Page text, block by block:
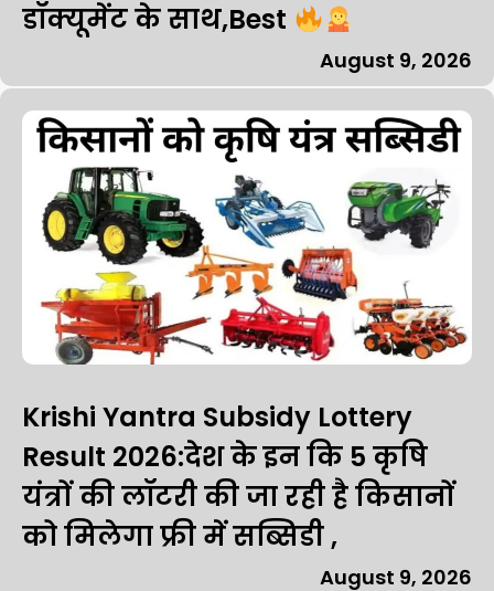
डॉक्यूमेंट के साथ,Best
August 9, 2026
Krishi Yantra Subsidy Lottery
Result 2026:देश के इन कि 5 कृषि
यंत्रों की लॉटरी की जा रही है किसानों
को मिलेगा फ्री में सब्सिडी ,
August 9, 2026